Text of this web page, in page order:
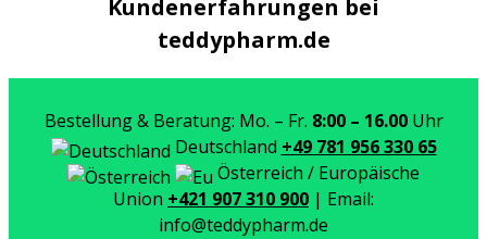
Kundenerfahrungen bei
teddypharm.de
Bestellung & Beratung: Mo. – Fr. 8:00 – 16.00Uhr
Deutschland +49 781 956 330 65
Österreich / Europäische
Union +421 907 310 900 | Email:
info@teddypharm.de